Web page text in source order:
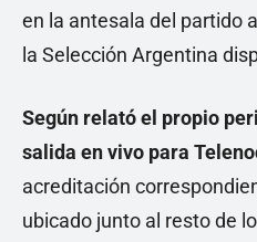
en la antesala del partido
la Selección Argentina
Según relató el propio
salida en vivo para
acreditación
ubicado junto al resto de